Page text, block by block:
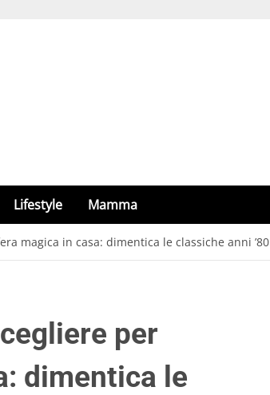
Lifestyle Mamma
magica in casa: dimentica le classiche anni ’80
per
dimentica le